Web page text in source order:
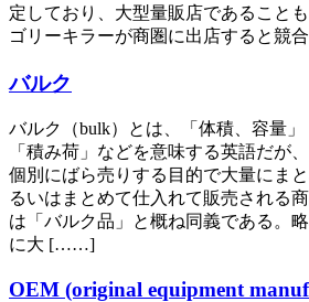
定しており、大型量販店であること
ゴリーキラーが商圏に出店すると
バルク
バルク（bulk）とは、「体積、容量」
「積み荷」などを意味する英語だが
個別にばら売りする目的で大量にま
るいはまとめて仕入れて販売される
は「バルク品」と概ね同義である。
に大 [……]
OEM (original equipment